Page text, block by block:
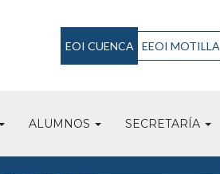
EOI CUENCA EEOI MOTILLA
ALUMNOS SECRETARÍA